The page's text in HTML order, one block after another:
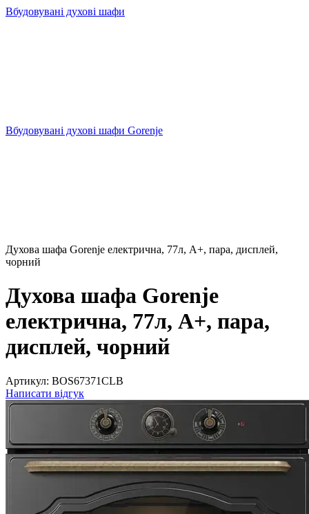
Вбудовувані духові шафи
Вбудовувані духові шафи Gorenje
Духова шафа Gorenje електрична, 77л, A+, пара, дисплей,
чорний
Духова шафа Gorenje
електрична, 77л, A+, пара,
дисплей, чорний
Артикул: BOS67371CLB
Написати відгук